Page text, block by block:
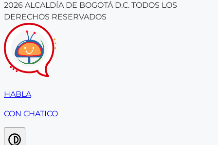
2026 ALCALDÍA DE BOGOTÁ D.C. TODOS LOS
DERECHOS RESERVADOS
HABLA
CON CHATICO